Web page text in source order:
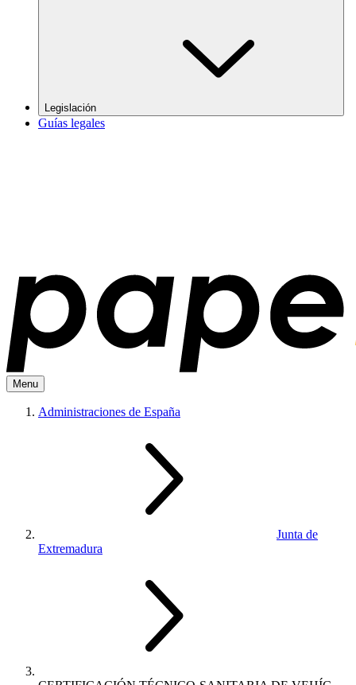
Legislación
Guías legales
Menu
Administraciones de España
Junta de
Extremadura